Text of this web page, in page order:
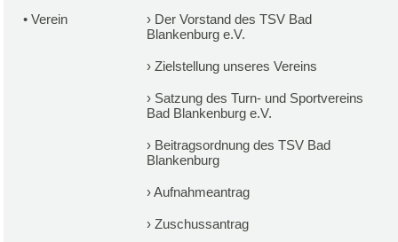
• Verein › Der Vorstand des TSV Bad
Blankenburg e.V.
› Zielstellung unseres Vereins
› Satzung des Turn- und Sportvereins
Bad Blankenburg e.V.
› Beitragsordnung des TSV Bad
Blankenburg
›Aufnahmeantrag
› Zuschussantrag